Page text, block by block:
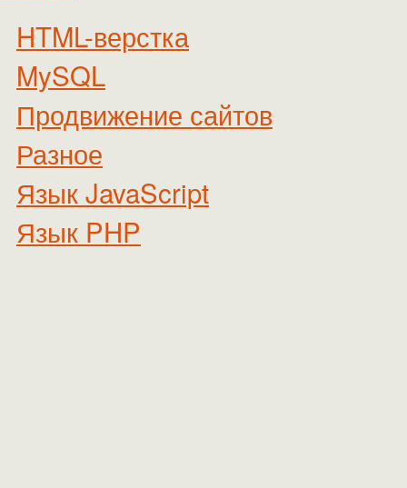
HTML-верстка
MySQL
Продвижение сайтов
Разное
Язык JavaScript
Язык PHP